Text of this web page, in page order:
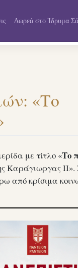
Δωρεά στο Ίδρυμα
«Το
με τίτλο «Το
Καράγιωργας ΙΙ».
από κρίσιμα